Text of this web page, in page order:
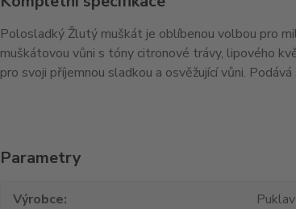
Polosladký Žlutý muškát je oblíbenou volbou pro
muškátovou vůni s tóny citronové trávy, lipového
pro svoji příjemnou sladkou a osvěžující vůni.
Parametry
Výrobce